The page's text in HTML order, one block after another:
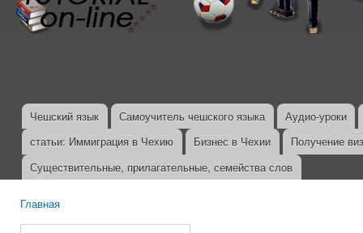
Главное меню
Чешский язык Самоучитель чешского языка
Аудио-уроки
статьи: Иммиграция в Чехию
Бизнес в Чехии
Получение
Существительные, прилагательные, семейства слов
Главная